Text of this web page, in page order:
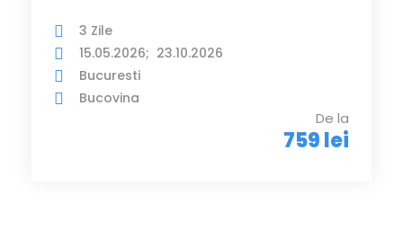
De la
759 lei
3 Zile
15.05.2026; 23.10.2026
Bucuresti
Bucovina